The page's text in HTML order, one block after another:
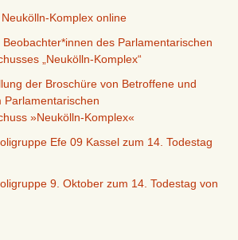
Komplex online
des Parlamentarischen
„Neukölln-Komplex“
der Broschüre von Betroffene und
Parlamentarischen
»Neukölln-Komplex«
Efe 09 Kassel zum 14. Todestag
9. Oktober zum 14. Todestag von